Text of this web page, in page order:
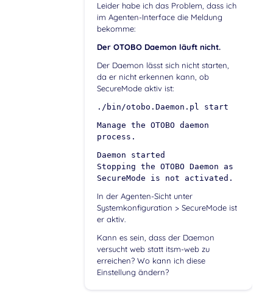
Leider habe ich das Problem, dass ich
im Agenten-Interface die Meldung
bekomme:
Der OTOBO Daemon läuft nicht.
Der Daemon lässt sich nicht starten,
da er nicht erkennen kann, ob
SecureMode aktiv ist:
./bin/otobo.Daemon.pl start
Manage the OTOBO daemon
process.
Daemon started
Stopping the OTOBO Daemon as
SecureMode is not activated.
In der Agenten-Sicht unter
Systemkonfiguration > SecureMode ist
er aktiv.
Kann es sein, dass der Daemon
versucht web statt itsm-web zu
erreichen? Wo kann ich diese
Einstellung ändern?